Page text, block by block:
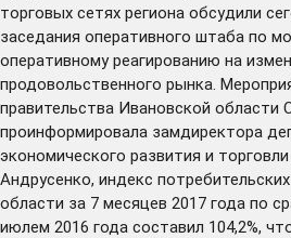
торговых сетях региона обсудили
заседания оперативного штаба по
оперативному реагированию на
продовольственного рынка.
правительства Ивановской области
проинформировала замдиректора
экономического развития и
Андрусенко, индекс
области за 7 месяцев 2017 года по
июлем 2016 года составил 104,2%,